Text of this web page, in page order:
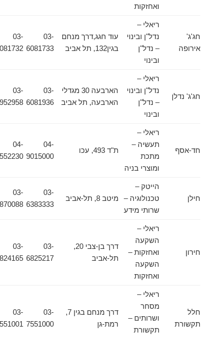
ואחזקות
אירופה
ריאלי –
נדל"ן ובינוי
– נדל"ן
ובינוי
עוד חגג,דרך מנחם
03-
6081733
6081732
חג'ג' נדלן
ריאלי –
נדל"ן ובינוי
– נדל"ן
ובינוי
הארבעה 30 מגדלי
הארבעה, תל אביב
03-
6081936
6952958
חד-אסף
ריאלי –
תעשיה –
מתכת
ומוצרי בניה
9015000
9552230
הייטק –
טכנולוגיה –
שרותי מידע
מיטב 8, תל-אביב
6383333
6870088
חירון
ריאלי –
השקעה
ואחזקות –
השקעה
ואחזקות
דרך בן-צבי 20,
תל-אביב
6825217
6824165
תקשורת
ריאלי –
מסחר
ושרותים –
תקשורת
דרך מנחם בגין 7,
רמת-גן
03-
7551000
7551001